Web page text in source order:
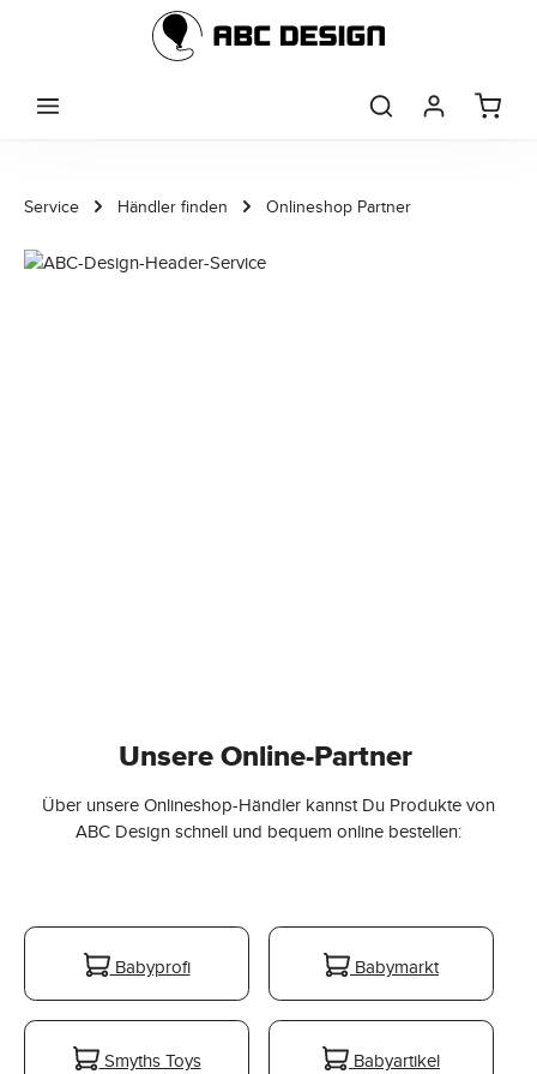
Zum Hauptinhalt springen
Service Händler finden Onlineshop Partner
Unsere Online-Partner
Über unsere Onlineshop-Händler kannst Du Produkte von
ABC Design schnell und bequem online bestellen:
Babyprofi Babymarkt
Smyths Toys Babyartikel